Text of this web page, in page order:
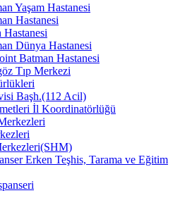
Yaşam Hastanesi
Hastanesi
Dünya Hastanesi
Batman Hastanesi
Tıp Merkezi
Başh.(112 Acil)
İl Koordinatörlüğü
Erken Teşhis, Tarama ve Eğitim